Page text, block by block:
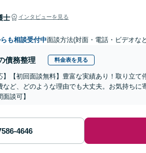
士 インタビューを見る
も相談受付中面談方法(対面・電話・ビデオな
債務整理 料金表を見る
】【初回面談無料】豊富な実績あり！取り立
など、どのような理由でも大丈夫。お気持ち
談可】